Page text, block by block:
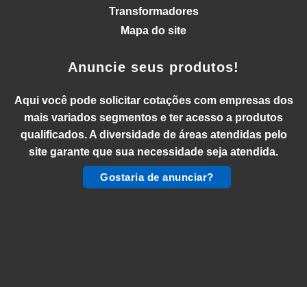
Transformadores
Mapa do site
Anuncie seus produtos!
Aqui você pode solicitar cotações com empresas dos
mais variados segmentos e ter acesso a produtos
qualificados. A diversidade de áreas atendidas pelo
site garante que sua necessidade seja atendida.
Gostaria de anunciar?